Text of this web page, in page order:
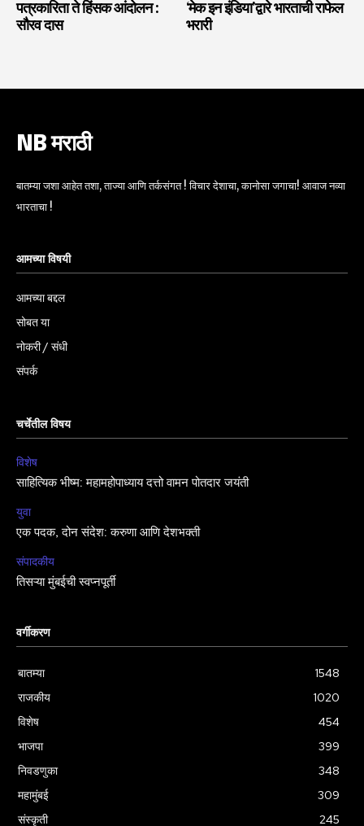
पत्रकारिता ते हिंसक आंदोलन :
सौरव दास
‘मेक इन इंडिया’द्वारे भारताची राफेल
भरारी
NB मराठी
बातम्या जशा आहेत तशा, ताज्या आणि तर्कसंगत ! विचार देशाचा, कानोसा जगाचा! आवाज नव्या
भारताचा !
आमच्या विषयी
आमच्या बद्दल
सोबत या
नोकरी / संधी
संपर्क
चर्चेतील विषय
विशेष
साहित्यिक भीष्म: महामहोपाध्याय दत्तो वामन पोतदार जयंती
युवा
एक पदक, दोन संदेश: करुणा आणि देशभक्ती
संपादकीय
तिसऱ्या मुंबईची स्वप्नपूर्ती
वर्गीकरण
बातम्या
1548
राजकीय
1020
विशेष
454
भाजपा
399
निवडणुका
348
महामुंबई
309
संस्कृती
245